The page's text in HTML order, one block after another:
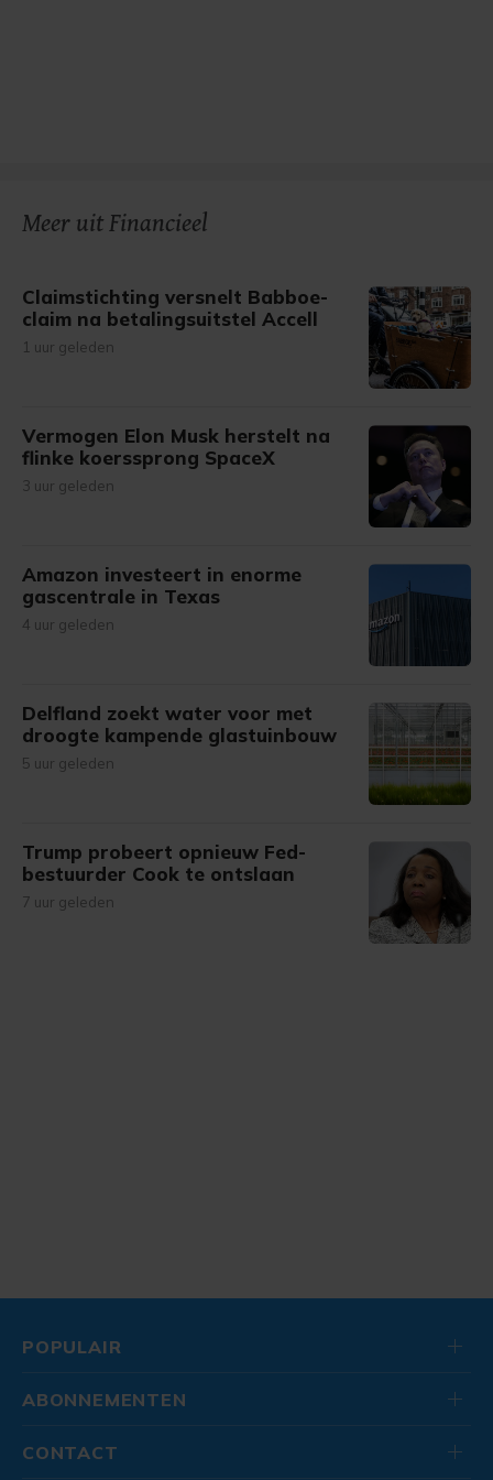
Meer uit Financieel
Claimstichting versnelt Babboe-
claim na betalingsuitstel Accell
1 uur geleden
Vermogen Elon Musk herstelt na
flinke koerssprong SpaceX
3 uur geleden
Amazon investeert in enorme
gascentrale in Texas
4 uur geleden
Delfland zoekt water voor met
droogte kampende glastuinbouw
5 uur geleden
Trump probeert opnieuw Fed-
bestuurder Cook te ontslaan
7 uur geleden
POPULAIR
ABONNEMENTEN
CONTACT